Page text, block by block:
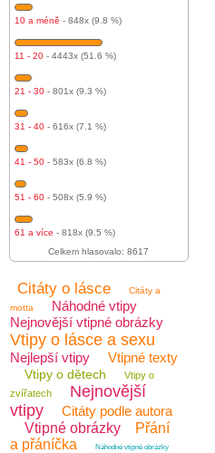
10 a méně - 848x (9.8 %)
11 - 20 - 4443x (51.6 %)
21 - 30 - 801x (9.3 %)
31 - 40 - 616x (7.1 %)
41 - 50 - 583x (6.8 %)
51 - 60 - 508x (5.9 %)
61 a více - 818x (9.5 %)
Celkem hlasovalo: 8617
Citáty o lásce
Citáty a
motta
Náhodné vtipy
Nejnovější vtipné obrázky
Vtipy o lásce a sexu
Nejlepší vtipy Vtipné texty
Vtipy o dětech
Vtipy o
zvířatech
Nejnovější
vtipy
Citáty podle autora
Vtipné obrázky
Přání
a přáníčka
Náhodné vtipné obrázky